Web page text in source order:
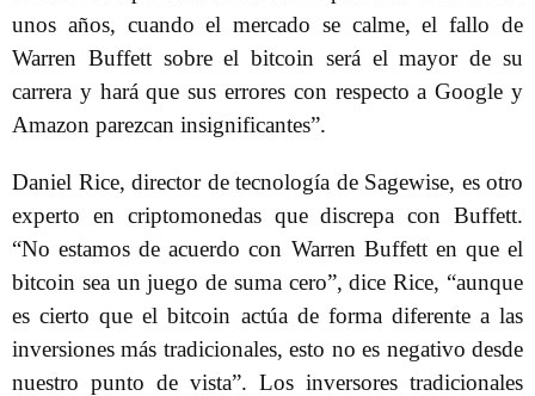
unos años, cuando el mercado se calme, el fallo de
Warren Buffett sobre el bitcoin será el mayor de su
carrera y hará que sus errores con respecto a Google y
Amazon parezcan insignificantes”.
Daniel Rice, director de tecnología de Sagewise, es otro
experto en criptomonedas que discrepa con Buffett.
“No estamos de acuerdo con Warren Buffett en que el
bitcoin sea un juego de suma cero”, dice Rice, “aunque
es cierto que el bitcoin actúa de forma diferente a las
inversiones más tradicionales, esto no es negativo desde
nuestro punto de vista”. Los inversores tradicionales